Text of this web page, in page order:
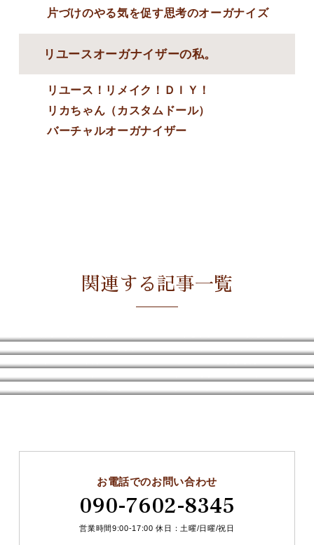
片づけのやる気を促す思考のオーガナイズ
リユースオーガナイザーの私。
リユース！リメイク！ＤＩＹ！
リカちゃん（カスタムドール）
バーチャルオーガナイザー
関連する記事一覧
お電話でのお問い合わせ
090-7602-8345
営業時間9:00-17:00 休日：土曜/日曜/祝日